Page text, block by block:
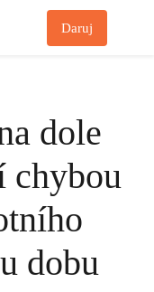
Daruj
dole
chybou
dobu